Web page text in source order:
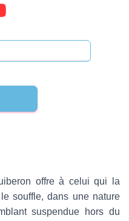
offre à celui qui la
souffle, dans une nature
suspendue hors du